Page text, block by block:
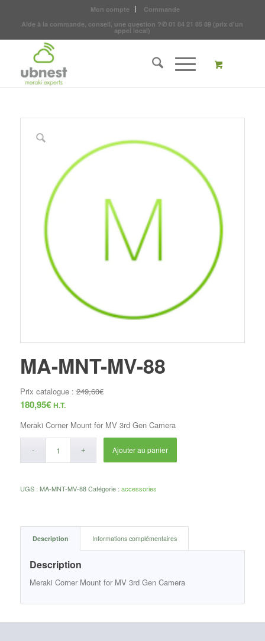
Mon compte
Commande
Aide à la commande, conseil, une question ?✆ 01 84 21 85 89 (prix d'un
appel local)
MA-MNT-MV-88
Prix catalogue :249,60€
180,95€ H.T.
Meraki Corner Mount for MV 3rd Gen Camera
Ajouter au panier
UGS : MA-MNT-MV-88 Catégorie : accessories
Description Informations complémentaires
Description
Meraki Corner Mount for MV 3rd Gen Camera